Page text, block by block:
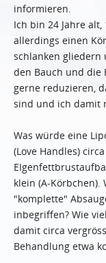
informieren.
Ich bin 24 Jahre
allerdings einen
schlanken gliedern
den Bauch und die
gerne reduzieren,
sind und ich damit
Was würde eine
(Love Handles)
klein (A-
"komplette"
inbegriffen? Wie
damit circa
Behandlung etwa